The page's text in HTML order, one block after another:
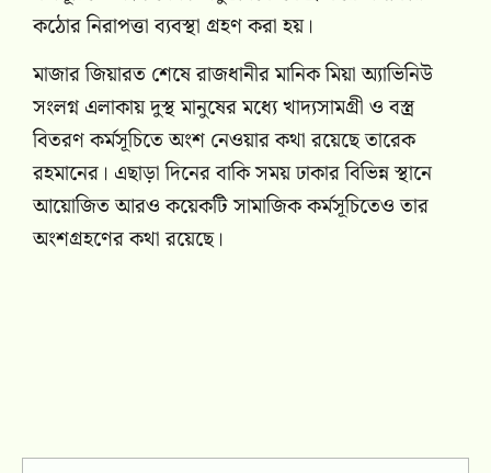
কঠোর নিরাপত্তা ব্যবস্থা গ্রহণ করা হয়।
মাজার জিয়ারত শেষে রাজধানীর মানিক মিয়া অ্যাভিনিউ
সংলগ্ন এলাকায় দুস্থ মানুষের মধ্যে খাদ্যসামগ্রী ও বস্ত্র
বিতরণ কর্মসূচিতে অংশ নেওয়ার কথা রয়েছে তারেক
রহমানের। এছাড়া দিনের বাকি সময় ঢাকার বিভিন্ন স্থানে
আয়োজিত আরও কয়েকটি সামাজিক কর্মসূচিতেও তার
অংশগ্রহণের কথা রয়েছে।